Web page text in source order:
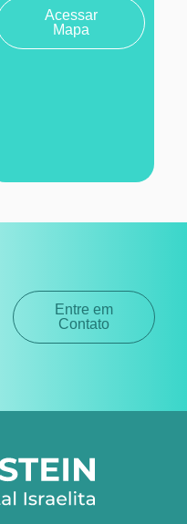
Acessar
Mapa
Entre em
Contato